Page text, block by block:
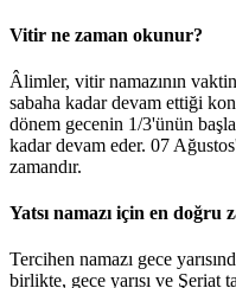
Vitir ne zaman okunur?
Âlimler, vitir namazının
sabaha kadar devam ettiği
dönem gecenin 1/3'ünün
kadar devam eder. 07
zamandır.
Yatsı namazı için en doğru
Tercihen namazı gece
birlikte, gece yarısı ve Şeriat